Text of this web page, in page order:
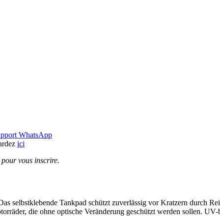
WhatsApp
ici
pour vous inscrire.
selbstklebende Tankpad schützt zuverlässig vor Kratzern durch
die ohne optische Veränderung geschützt werden sollen.